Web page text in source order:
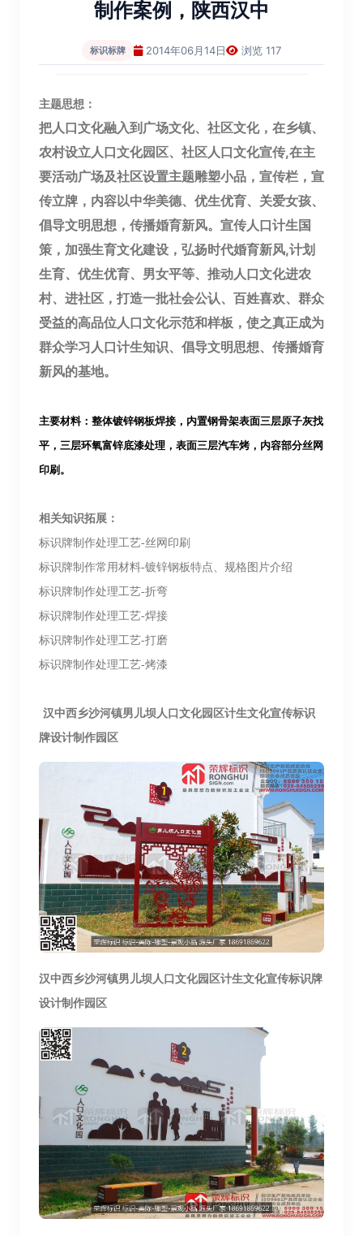
制作案例，陕西汉中
标识标牌 2014年06月14日 浏览 117
主题思想：
把人口文化融入到广场文化、社区文化，在乡镇、
农村设立人口文化园区、社区人口文化宣传,在主
要活动广场及社区设置主题雕塑小品，宣传栏，宣
传立牌，内容以中华美德、优生优育、关爱女孩、
倡导文明思想，传播婚育新风。宣传人口计生国
策，加强生育文化建设，弘扬时代婚育新风,计划
生育、优生优育、男女平等、推动人口文化进农
村、进社区，打造一批社会公认、百姓喜欢、群众
受益的高品位人口文化示范和样板，使之真正成为
群众学习人口计生知识、倡导文明思想、传播婚育
新风的基地。
主要材料：整体镀锌钢板焊接 ， 内置钢骨架表面三层原子灰找
平 ，三层环氧富锌底漆处理 ，表面三层汽车烤，内容部分丝网
印刷 。
相关知识拓展：
标识牌制作处理工艺-丝网印刷
标识牌制作常用材料-镀锌钢板特点、规格图片介绍
标识牌制作处理工艺-折弯
标识牌制作处理工艺-焊接
标识牌制作处理工艺-打磨
标识牌制作处理工艺-烤漆
汉中西乡沙河镇男儿坝人 口文化园区计生文化宣传标识
牌设计制作园区
汉中西乡沙河镇男儿坝人 口文化园区计生文化宣传标识牌
设计制作园区